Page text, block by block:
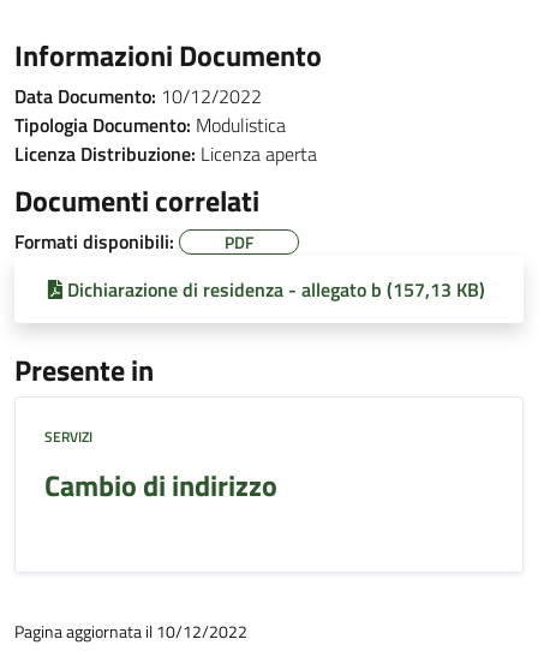
Informazioni Documento
Data Documento: 10/12/2022
Tipologia Documento: Modulistica
Licenza Distribuzione: Licenza aperta
Documenti correlati
Formati disponibili: PDF
Dichiarazione di residenza - allegato b (157,13 KB)
Presente in
SERVIZI
Cambio di indirizzo
Pagina aggiornata il 10/12/2022